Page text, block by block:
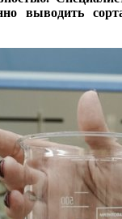
выводить